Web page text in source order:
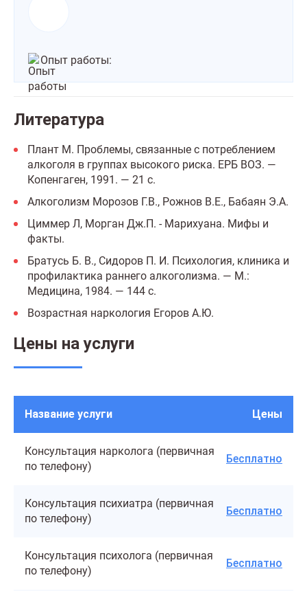
Опыт работы:
Литература
Плант М. Проблемы, связанные с потреблением
алкоголя в группах высокого риска. ЕРБ ВОЗ. —
Копенгаген, 1991. — 21 с.
Алкоголизм Морозов Г.В., Рожнов В.Е., Бабаян Э.А.
Циммер Л, Морган Дж.П. - Марихуана. Мифы и
факты.
Братусь Б. В., Сидоров П. И. Психология, клиника и
профилактика раннего алкоголизма. — М.:
Медицина, 1984. — 144 с.
Возрастная наркология Егоров А.Ю.
Цены на услуги
Название услуги Цены
Консультация нарколога (первичная
по телефону)
Бесплатно
Консультация психиатра (первичная
по телефону)
Бесплатно
Консультация психолога (первичная
по телефону)
Бесплатно